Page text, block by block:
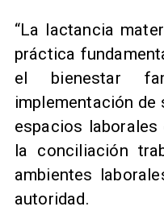
“La lactancia
práctica
el bienestar
implementación
espacios
la conciliación
ambientes
autoridad.